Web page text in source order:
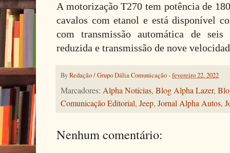
A motorização T270 tem potência de
cavalos com etanol e está disponível
com transmissão automática de
reduzida e transmissão de nove
ByRedação / Grupo Dália Comunicação-fevereiro 22, 2022
Marcadores: Alpha Notícias, Blog Alpha Lazer,
Comunicação Editorial, Jeep, Jornal Alpha Autos,
Nenhum comentário: